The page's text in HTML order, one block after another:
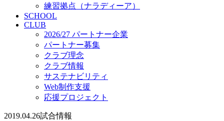
練習拠点（ナラディーア）
SCHOOL
CLUB
2026/27 パートナー企業
パートナー募集
クラブ理念
クラブ情報
サステナビリティ
Web制作支援
応援プロジェクト
2019.04.26試合情報